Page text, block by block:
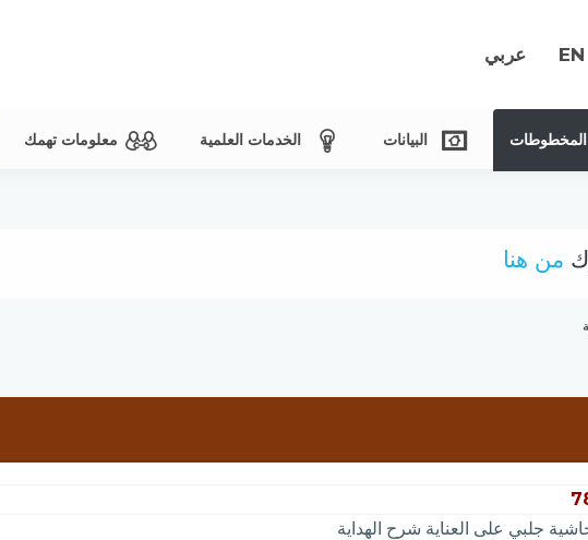
EN عربي
المخطوطات البيانات الخدمات العلمية معلومات تهمك
من هنا
جلبي على العناية شرح الهداية